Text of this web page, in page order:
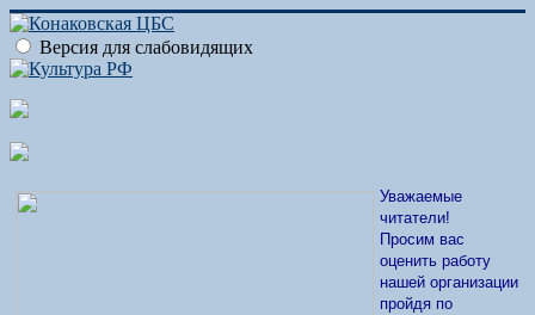
Версия для слабовидящих
Уважаемые
читатели!
Просим вас
оценить работу
нашей организации
пройдя по